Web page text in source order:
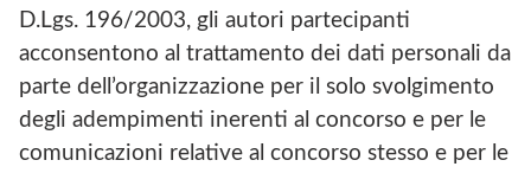
D.Lgs. 196/2003, gli autori partecipanti
acconsentono al trattamento dei dati personali da
parte dell’organizzazione per il solo svolgimento
degli adempimenti inerenti al concorso e per le
comunicazioni relative al concorso stesso e per le